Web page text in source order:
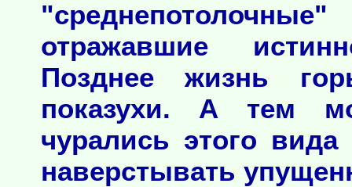
отражавшие
Позднее жизнь
показухи. А тем
чурались этого
наверстывать